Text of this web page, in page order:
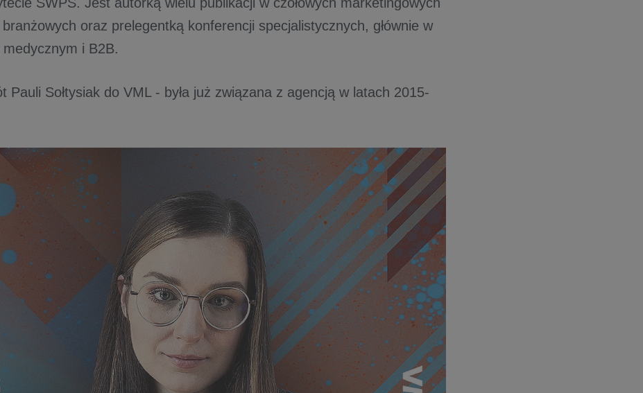
oraz prelegentką konferencji specjalistycznych, głównie w
i B2B.
Pauli Sołtysiak do VML - była już związana z agencją w latach 2015-